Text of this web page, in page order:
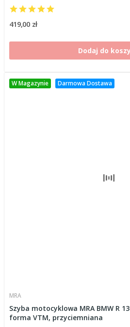
419,00 zł
Dodaj do
W Magazynie Darmowa Dostawa
MRA
Szyba motocyklowa MRA BMW R
forma VTM, przyciemniana